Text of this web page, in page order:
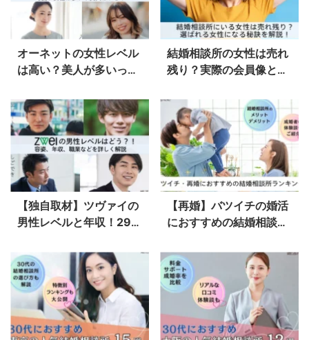
オーネットの女性レベル
は高い？美人が多いって
ルな本音と攻略法を解
説！
結婚相談所の女性は売れ
残り？実際の会員像と選
解説！
【独自取材】ツヴァイの
男性レベルと年収！29歳
観データで徹底解説！
【再婚】バツイチの婚活
におすすめの結婚相談所
んだ人の共通点とは？